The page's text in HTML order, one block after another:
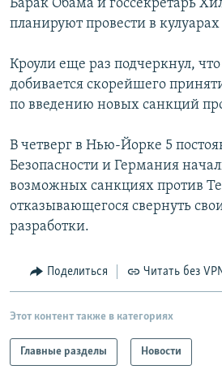
СОЦИАЛЬНЫЕ СЕТИ
Все сайты РСЕ/РС
Барак Обама и госсекретарь
планируют провести в
Кроули еще раз подчеркнул,
добивается скорейшего
по введению новых санкций
В четверг в Нью-Йорке 5
Безопасности и Германия
возможных санкциях против
отказывающегося свернуть
разработки.
Поделиться Читать без
Этот контент также в категориях
Главные разделы Новости